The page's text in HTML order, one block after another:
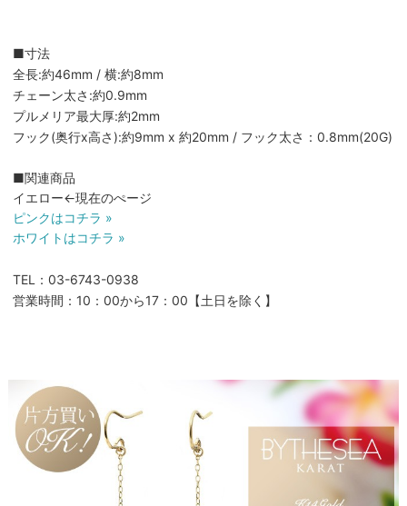
■寸法
全長:約46mm / 横:約8mm
チェーン太さ:約0.9mm
プルメリア最大厚:約2mm
フック(奥行x高さ):約9mm x 約20mm / フック太さ：0.8mm(20G)
■関連商品
イエロー←現在のぺージ
ピンクはコチラ »
ホワイトはコチラ »
TEL：03-6743-0938
営業時間：10：00から17：00【土日を除く】